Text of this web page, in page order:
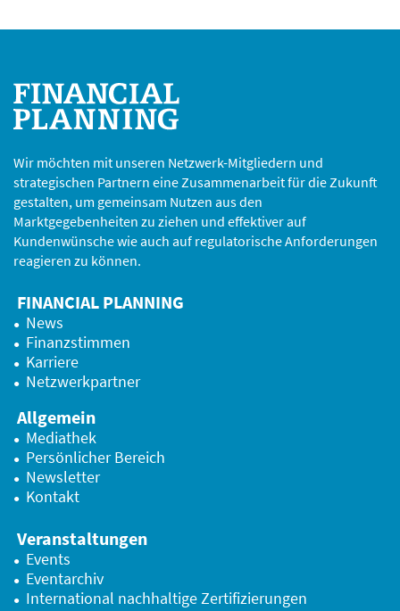
Wir möchten mit unseren Netzwerk-Mitgliedern und
strategischen Partnern eine Zusammenarbeit für die Zukunft
gestalten, um gemeinsam Nutzen aus den
Marktgegebenheiten zu ziehen und effektiver auf
Kundenwünsche wie auch auf regulatorische Anforderungen
reagieren zu können.
FINANCIAL PLANNING
News
Finanzstimmen
Karriere
Netzwerkpartner
Allgemein
Mediathek
Persönlicher Bereich
Newsletter
Kontakt
Veranstaltungen
Events
Eventarchiv
International nachhaltige Zertifizierungen